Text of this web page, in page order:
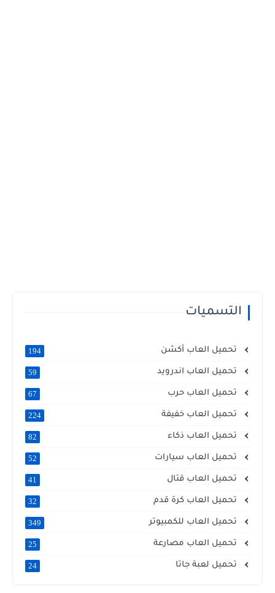
التسميات
تحميل العاب أكشن 194
تحميل العاب اندرويد 59
تحميل العاب حرب 67
تحميل العاب خفيفة 224
تحميل العاب ذكاء 82
تحميل العاب سيارات 52
تحميل العاب قتال 41
تحميل العاب كرة قدم 32
تحميل العاب للكمبيوتر 349
تحميل العاب مصارعة 25
تحميل لعبة جاتا 24